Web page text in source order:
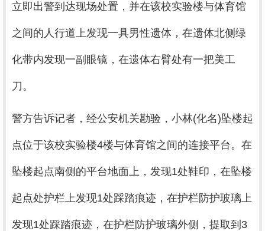
立即出警到达现场处置，并在该校实验楼与体育馆
之间的人行道上发现一具男性遗体，在遗体北侧绿
化带内发现一副眼镜，在遗体右臂处有一把美工
刀。
警方告诉记者，经公安机关勘验，小林(化名)坠楼起
点位于该校实验楼4楼与体育馆之间的连接平台。在
坠楼起点南侧的平台地面上，发现1处鞋印，在坠楼
起点处护栏上发现1处踩踏痕迹，在护栏防护玻璃上
发现1处踩踏痕迹，在护栏防护玻璃外侧，提取到3